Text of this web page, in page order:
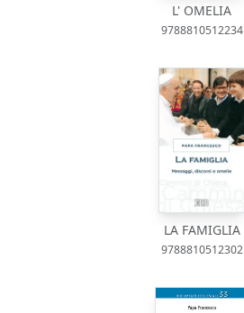
L' OMELIA
9788810512234
LA FAMIGLIA
9788810512302